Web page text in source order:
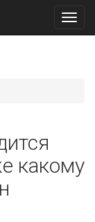
какому